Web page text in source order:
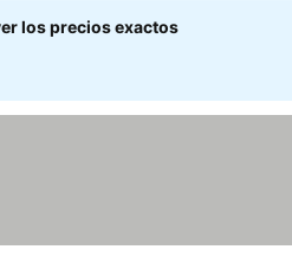
los precios exactos